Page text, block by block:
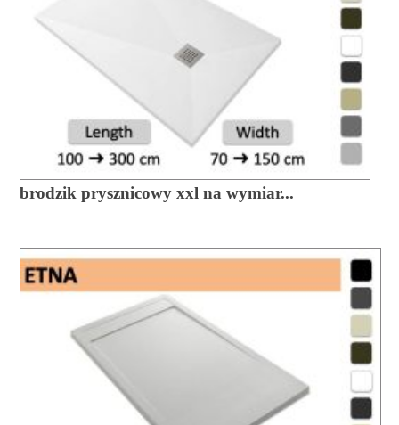
brodzik prysznicowy xxl na wymiar...